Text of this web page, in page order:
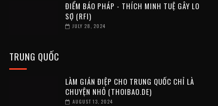
ĐIỂM BÁO PHÁP - THÍCH MINH TUỆ GÂY LO
SỢ (RFI)
JULY 28, 2024
TRUNG QUỐC
LÀM GIÁN ĐIỆP CHO TRUNG QUỐC CHỈ LÀ
CHUYỆN NHỎ (THOIBAO.DE)
AUGUST 13, 2024